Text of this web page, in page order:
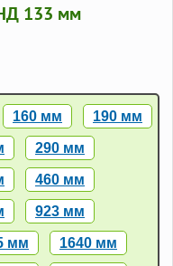
133 мм
160 мм 190 мм
290 мм
460 мм
923 мм
мм 1640 мм